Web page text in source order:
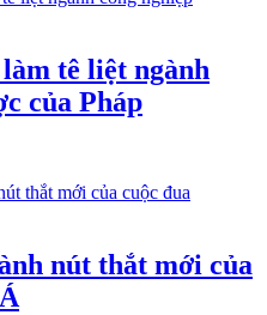
tê liệt ngành
của Pháp
nút thắt mới của